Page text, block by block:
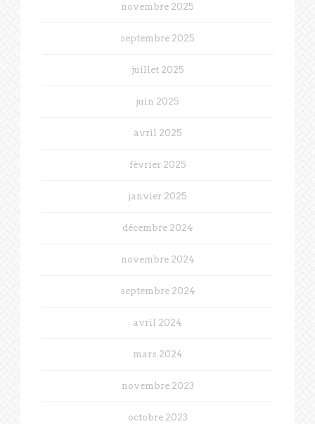
novembre 2025
septembre 2025
juillet 2025
juin 2025
avril 2025
février 2025
janvier 2025
décembre 2024
novembre 2024
septembre 2024
avril 2024
mars 2024
novembre 2023
octobre 2023